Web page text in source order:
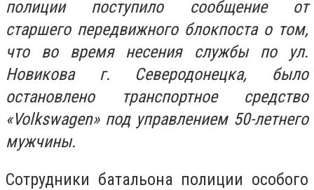
полиции поступило сообщение от
старшего передвижного блокпоста о том,
что во время несения службы по ул.
Новикова г. Северодонецка, было
остановлено транспортное средство
«Volkswagen» под управлением 50-летнего
мужчины.
Сотрудники батальона полиции особого